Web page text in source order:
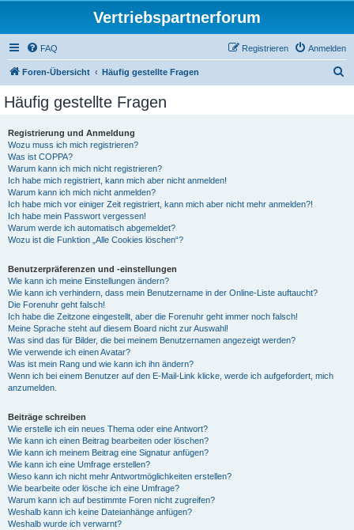
Vertriebspartnerforum
FAQ Anmelden
Registrieren
Foren-Übersicht Häufig gestellte Fragen
Häufig gestellte Fragen
Registrierung und Anmeldung
Wozu muss ich mich registrieren?
Was ist COPPA?
Warum kann ich mich nicht registrieren?
Ich habe mich registriert, kann mich aber nicht anmelden!
Warum kann ich mich nicht anmelden?
Ich habe mich vor einiger Zeit registriert, kann mich aber nicht mehr anmelden?!
Ich habe mein Passwort vergessen!
Warum werde ich automatisch abgemeldet?
Wozu ist die Funktion „Alle Cookies löschen“?
Benutzerpräferenzen und -einstellungen
Wie kann ich meine Einstellungen ändern?
Wie kann ich verhindern, dass mein Benutzername in der Online-Liste auftaucht?
Die Forenuhr geht falsch!
Ich habe die Zeitzone eingestellt, aber die Forenuhr geht immer noch falsch!
Meine Sprache steht auf diesem Board nicht zur Auswahl!
Was sind das für Bilder, die bei meinem Benutzernamen angezeigt werden?
Wie verwende ich einen Avatar?
Was ist mein Rang und wie kann ich ihn ändern?
Wenn ich bei einem Benutzer auf den E-Mail-Link klicke, werde ich aufgefordert, mich
anzumelden.
Beiträge schreiben
Wie erstelle ich ein neues Thema oder eine Antwort?
Wie kann ich einen Beitrag bearbeiten oder löschen?
Wie kann ich meinem Beitrag eine Signatur anfügen?
Wie kann ich eine Umfrage erstellen?
Wieso kann ich nicht mehr Antwortmöglichkeiten erstellen?
Wie bearbeite oder lösche ich eine Umfrage?
Warum kann ich auf bestimmte Foren nicht zugreifen?
Weshalb kann ich keine Dateianhänge anfügen?
Weshalb wurde ich verwarnt?